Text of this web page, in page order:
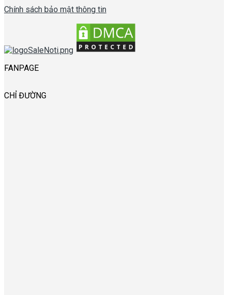
Chính sách bảo mật thông tin
FANPAGE
CHỈ ĐƯỜNG